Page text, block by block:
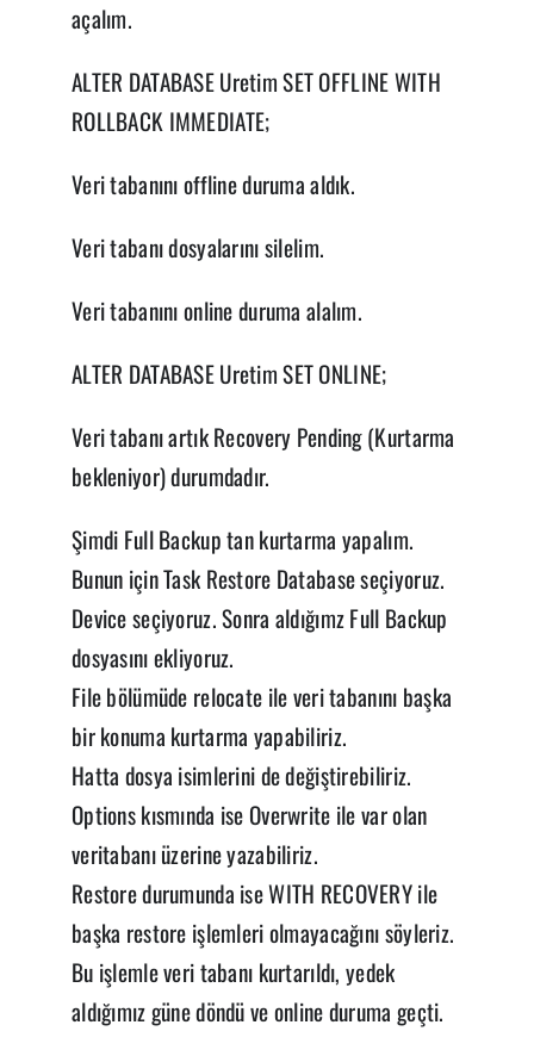
açalım.
ALTER DATABASE Uretim SET OFFLINE WITH
ROLLBACK IMMEDIATE;
Veri tabanını offline duruma aldık.
Veri tabanı dosyalarını silelim.
Veri tabanını online duruma alalım.
ALTER DATABASE Uretim SET ONLINE;
Veri tabanı artık Recovery Pending (Kurtarma
bekleniyor) durumdadır.
Şimdi Full Backup tan kurtarma yapalım.
Bunun için Task Restore Database seçiyoruz.
Device seçiyoruz. Sonra aldığımz Full Backup
dosyasını ekliyoruz.
File bölümüde relocate ile veri tabanını başka
bir konuma kurtarma yapabiliriz.
Hatta dosya isimlerini de değiştirebiliriz.
Options kısmında ise Overwrite ile var olan
veritabanı üzerine yazabiliriz.
Restore durumunda ise WITH RECOVERY ile
başka restore işlemleri olmayacağını söyleriz.
Bu işlemle veri tabanı kurtarıldı, yedek
aldığımız güne döndü ve online duruma geçti.